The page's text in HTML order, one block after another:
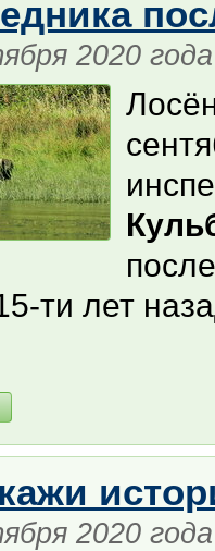
2020 года
ти лет
2020 года